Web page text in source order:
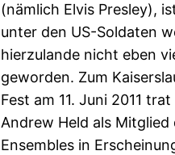
(nämlich Elvis Presley),
unter den US-Soldaten
hierzulande nicht eben
geworden. Zum
Fest am 11. Juni 2011
Andrew Held als Mitglied
Ensembles in